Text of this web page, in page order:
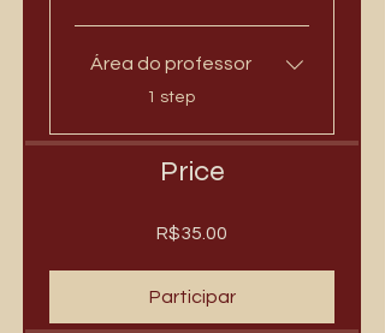
Área do professor
.
1 step
Price
R$35.00
Participar